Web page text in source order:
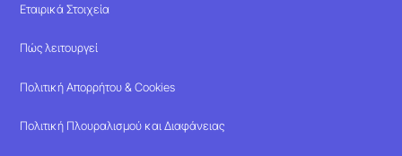
Εταιρικά Στοιχεία
Πώς λειτουργεί
Πολιτική Απορρήτου & Cookies
Πολιτική Πλουραλισμού και Διαφάνειας